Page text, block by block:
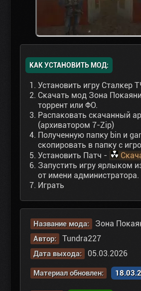
КАК УСТАНОВИТЬ МОД:
Установить игру Сталкер
Скачать мод Зона
торрент или ФО.
Распаковать скачанный
(архиватором 7-Zip)
Полученную папку bin и
скопировать в папку с
Установить Патч -
Запустить игру ярлыком
от имени администратора.
Играть
Название мода: Зона
Автор: Tundra227
Дата выхода: 05.03.2026
Материал обновлен: